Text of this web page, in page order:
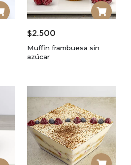
$2.500
Muffin frambuesa sin
azúcar